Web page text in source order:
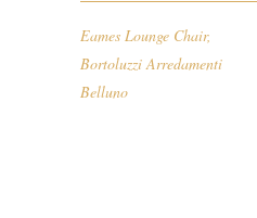
Eames Lounge Chair,
Bortoluzzi Arredamenti
Belluno